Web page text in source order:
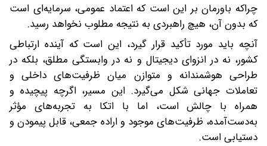
چراکه باورمان بر این است که اعتماد عمومی، سرمایه‌ای است
که بدون آن، هیچ راهبردی به نتیجه مطلوب نخواهد رسید.
آنچه باید مورد تأکید قرار گیرد، این است که آینده ارتباطی
کشور، نه در انزوای دیجیتال و نه در وابستگی مطلق، بلکه در
طراحی هوشمندانه و متوازن میان ظرفیت‌های داخلی و
تعاملات جهانی شکل می‌گیرد. این مسیر، اگرچه پیچیده و
همراه با چالش است، اما با اتکا به تجربه‌های مؤثر
به‌دست‌آمده، ظرفیت‌های موجود و اراده جمعی، قابل پیمودن و
دستیابی است.